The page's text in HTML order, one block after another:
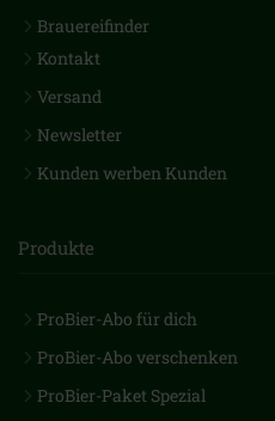
Brauereifinder
Kontakt
Versand
Newsletter
Kunden werben Kunden
Produkte
ProBier-Abo für dich
ProBier-Abo verschenken
ProBier-Paket Spezial